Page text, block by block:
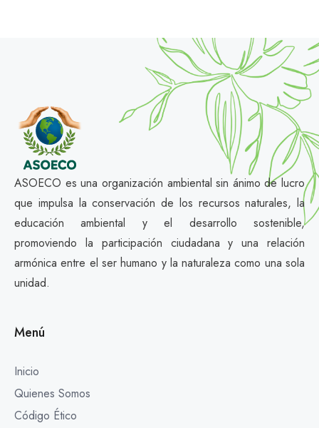
ASOECO es una organización ambiental sin ánimo de lucro
que impulsa la conservación de los recursos naturales, la
educación ambiental y el desarrollo sostenible,
promoviendo la participación ciudadana y una relación
armónica entre el ser humano y la naturaleza como una sola
unidad.
Menú
Inicio
Quienes Somos
Código Ético